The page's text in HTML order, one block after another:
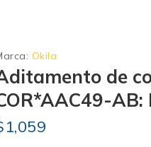
Okila
de
1,059